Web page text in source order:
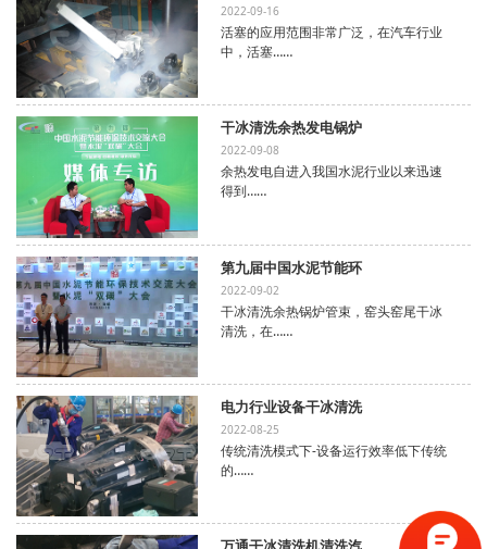
2022-09-16
活塞的应用范围非常广泛，在汽车行业
中，活塞……
干冰清洗余热发电锅炉
2022-09-08
余热发电自进入我国水泥行业以来迅速
得到……
第九届中国水泥节能环
2022-09-02
干冰清洗余热锅炉管束，窑头窑尾干冰
清洗，在……
电力行业设备干冰清洗
2022-08-25
传统清洗模式下-设备运行效率低下传统
的……